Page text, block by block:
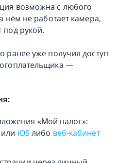
возможна с любого
нём не работает камера,
под рукой.
ранее уже получил доступ
—
«Мой налог»:
или iOS либо веб-кабинет